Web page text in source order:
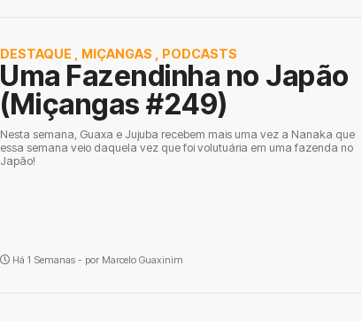
DESTAQUE MIÇANGAS PODCASTS
Uma Fazendinha no Japão
(Miçangas #249)
Nesta semana, Guaxa e Jujuba recebem mais uma vez a Nanaka que
essa semana veio daquela vez que foi volutuária em uma fazenda no
Japão!
Há 1 Semanas - por Marcelo Guaxinim